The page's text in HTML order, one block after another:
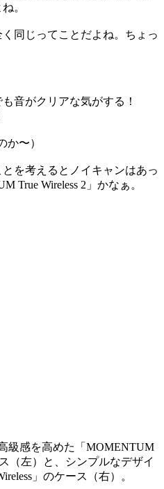
。
同じってことだよね。ちょっ
音がクリアな気がする！
〜）
を考えるとノイキャンはあっ
True Wireless 2」かなぁ。
級感を高めた「MOMENTUM
（左）と、シンプルなデザイ
」のケース（右）。